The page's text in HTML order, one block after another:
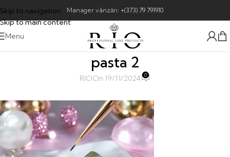
Skip to navigation
Skip to main content
Manager vânzări: +(373) 79 791910
Menu
pasta 2
RIOOn 19/11/2024 0